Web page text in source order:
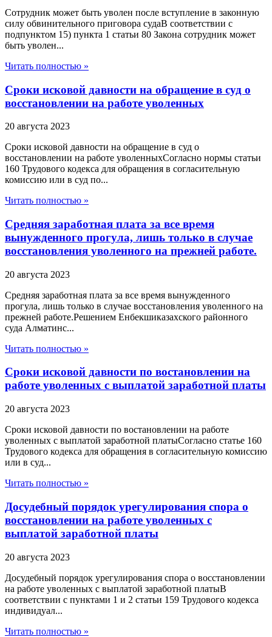
Сотрудник может быть уволен после вступление в законную
силу обвинительного приговора судаВ соответствии с
подпунктом 15) пункта 1 статьи 80 Закона сотрудник может
быть уволен...
Читать полностью »
Сроки исковой давности на обращение в суд о
восстановлении на работе уволенных
20 августа 2023
Сроки исковой давности на обращение в суд о
восстановлении на работе уволенныхСогласно нормы статьи
160 Трудового кодекса для обращения в согласительную
комиссию или в суд по...
Читать полностью »
Средняя заработная плата за все время
вынужденного прогула, лишь только в случае
восстановления уволенного на прежней работе.
20 августа 2023
Средняя заработная плата за все время вынужденного
прогула, лишь только в случае восстановления уволенного на
прежней работе.Решением Енбекшиказахского районного
суда Алматинс...
Читать полностью »
Сроки исковой давности по востановлении на
работе уволенных с выплатой заработной платы
20 августа 2023
Сроки исковой давности по востановлении на работе
уволенных с выплатой заработной платыСогласно статье 160
Трудового кодекса для обращения в согласительную комиссию
или в суд...
Читать полностью »
Досудебный порядок урегулирования спора о
восстановлении на работе уволенных с
выплатой заработной платы
20 августа 2023
Досудебный порядок урегулирования спора о восстановлении
на работе уволенных с выплатой заработной платыВ
соответствии с пунктами 1 и 2 статьи 159 Трудового кодекса
индивидуал...
Читать полностью »